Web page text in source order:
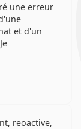
une erreur
et d'un
reoactive,